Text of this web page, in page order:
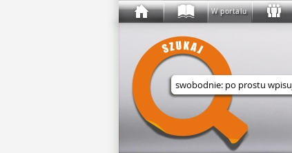
W portalu
Wyszukaj w serwisie